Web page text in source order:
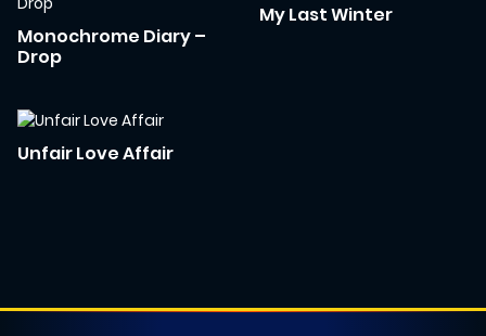
Monochrome Diary –
Drop
My Last Winter
Unfair Love Affair